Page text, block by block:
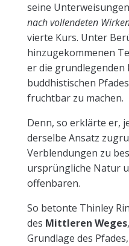
seine
nach vollendeten
vierte Kurs. Unter
hinzugekommenen
er die grundlegenden
buddhistischen
fruchtbar zu machen.
Denn, so erklärte er,
derselbe Ansatz
Verblendungen zu
ursprüngliche Natur
offenbaren.
So betonte Thinley
des Mittleren Weges
Grundlage des